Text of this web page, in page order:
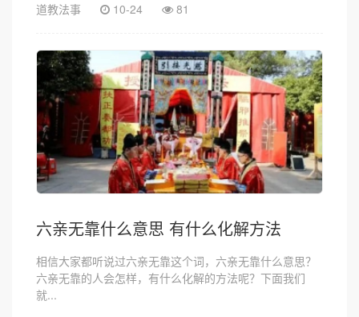
道教法事
10-24 81
六亲无靠什么意思 有什么化解方法
相信大家都听说过六亲无靠这个词，六亲无靠什么意思？
六亲无靠的人会怎样，有什么化解的方法呢？下面我们
就...